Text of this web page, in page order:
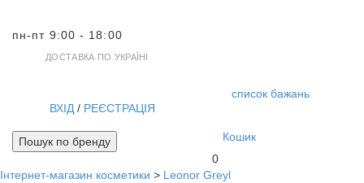
пн-пт 9:00 - 18:00
ДОСТАВКА ПО УКРАЇНІ
список бажань
ВХІД / РЕЄСТРАЦІЯ
Кошик
0
Пошук по бренду
Інтернет-магазин косметики > Leonor Greyl